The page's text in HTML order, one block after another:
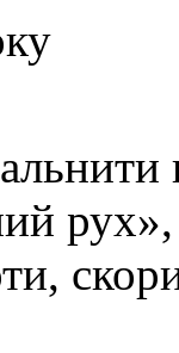
рух»,